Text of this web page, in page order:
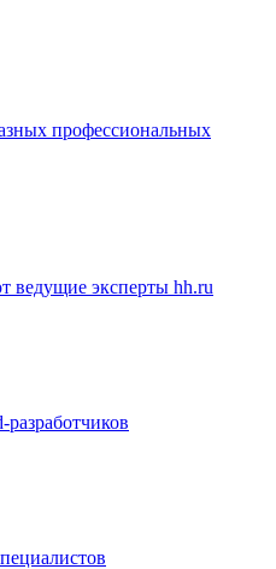
профессиональных
ведущие эксперты hh.ru